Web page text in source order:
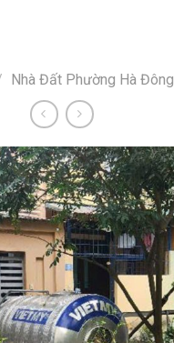
Nhà Đất Phường Hà Đông